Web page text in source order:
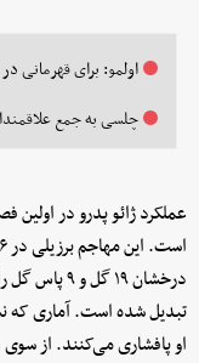
اولمو: برای قهرمانی در
چلسی به جمع
عملکرد ژائو پدرو در اولین
درخشان ۱۹
تبدیل شده است. آماری که
او پافشاری می‌کنند. از